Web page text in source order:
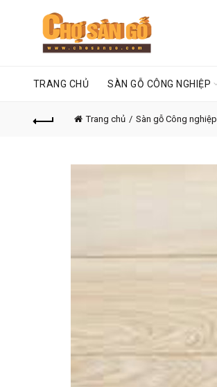
TRANG CHỦ SÀN GỖ CÔNG NGHIỆP
Trang chủ Sàn gỗ Công nghiệp